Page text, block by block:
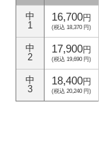
中
1
16,700円
(税込 18,370 円)
中
2
17,900円
(税込 19,690 円)
中
3
18,400円
(税込 20,240 円)